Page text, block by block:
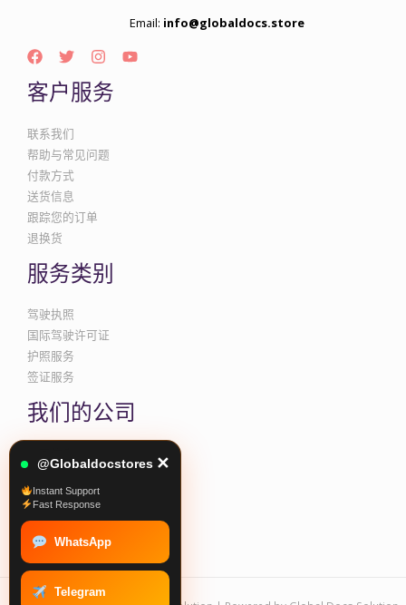
Email: info@globaldocs.store
客户服务
联系我们
帮助与常见问题
付款方式
送货信息
跟踪您的订单
退换货
服务类别
驾驶执照
国际驾驶许可证
护照服务
签证服务
我们的公司
隐私与 Cookies 政策
条款和条件
@Globaldocstores ✕
Instant Support
Fast Response
WhatsApp
Telegram